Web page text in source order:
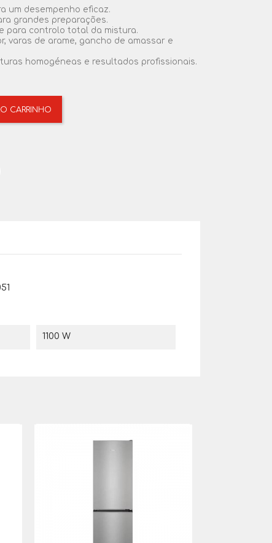
um desempenho eficaz.
grandes preparações.
para controlo total da mistura.
varas de arame, gancho de amassar e
homogéneas e resultados profissionais.
CARRINHO
1100 W